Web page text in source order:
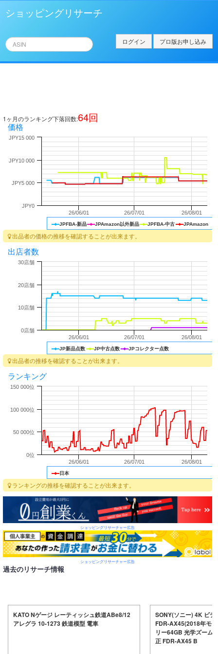
ショッピングリサーチ
ログイン プロ版お申し込み
1ヶ月のランキング下落回数:64回
価格
JPFBA-新品 JPAmazon以外新品 JPFBA-中古 JPAmazon
26/06/01 26/07/01 26/08/01
JPY5 000
JPY0
JPY10 000
JPY15 000
出品者の価格の推移を確認することが出来ます。
出店者数
JP新品点数 JP中古点数 JPコレクター点数
26/06/01 26/07/01 26/08/01
0店舗
10店舗
20店舗
30店舗
出品者の推移を確認することが出来ます。
ランキング
日本
26/06/01 26/07/01 26/08/01
0位
50 000位
100 000位
150 000位
ランキングの推移を確認することが出来ます。
ショッピングリサーチャー広告
ショッピングリサーチャー広告
過去のリサーチ情報
KATO Nゲージ レーティッシュ鉄道ABe8/12
アレグラ 10-1273 鉄道模型 電車
SONY(ソニー) 4K ビ
FDR-AX45(2018年モ
リー64GB 光学ズーム
正 FDR-AX45 B